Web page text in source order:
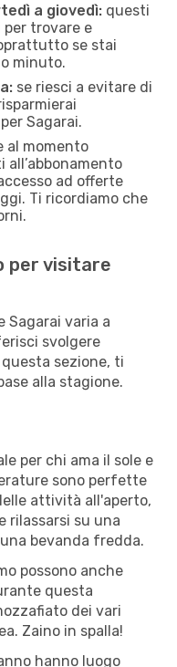
a giovedì: questi
per trovare e
se stai
minuto.
se riesci a evitare di
Sagarai.
al momento
all’abbonamento
ad offerte
Ti ricordiamo che
per visitare
Sagarai varia a
svolgere
sezione, ti
alla stagione.
per chi ama il sole e
sono perfette
attività all'aperto,
rilassarsi su una
bevanda fredda.
possono anche
questa
dei vari
Zaino in spalla!
hanno luogo